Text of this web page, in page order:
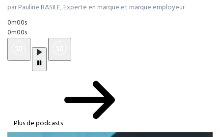
par Pauline BASILE, Experte en marque et marque employeur
0m00s
0m00s
Plus de podcasts